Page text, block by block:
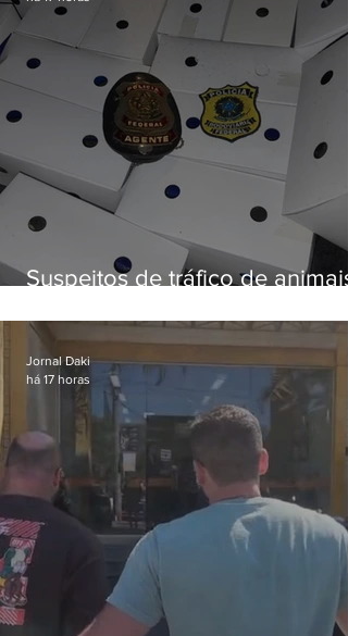
Suspeitos de tráfico de animais
aves
Jornal Daki
há 17 horas